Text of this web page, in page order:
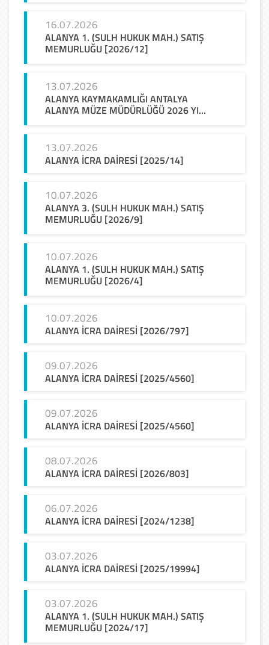
16.07.2026
ALANYA 1. (SULH HUKUK MAH.) SATIŞ
MEMURLUĞU [2026/12]
13.07.2026
ALANYA KAYMAKAMLIĞI ANTALYA
ALANYA MÜZE MÜDÜRLÜĞÜ 2026 YILI TRAMPA PROGRAMI
13.07.2026
ALANYA İCRA DAİRESİ [2025/14]
10.07.2026
ALANYA 3. (SULH HUKUK MAH.) SATIŞ
MEMURLUĞU [2026/9]
10.07.2026
ALANYA 1. (SULH HUKUK MAH.) SATIŞ
MEMURLUĞU [2026/4]
10.07.2026
ALANYA İCRA DAİRESİ [2026/797]
09.07.2026
ALANYA İCRA DAİRESİ [2025/4560]
09.07.2026
ALANYA İCRA DAİRESİ [2025/4560]
08.07.2026
ALANYA İCRA DAİRESİ [2026/803]
06.07.2026
ALANYA İCRA DAİRESİ [2024/1238]
03.07.2026
ALANYA İCRA DAİRESİ [2025/19994]
03.07.2026
ALANYA 1. (SULH HUKUK MAH.) SATIŞ
MEMURLUĞU [2024/17]